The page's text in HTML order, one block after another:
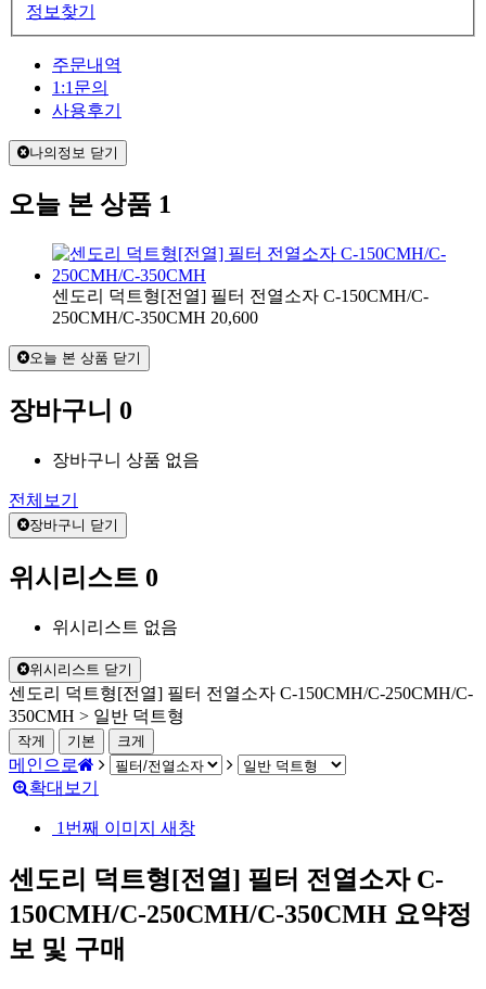
정보찾기
주문내역
1:1문의
사용후기
나의정보 닫기
오늘 본 상품 1
센도리 덕트형[전열] 필터 전열소자 C-150CMH/C-
250CMH/C-350CMH 20,600
오늘 본 상품 닫기
장바구니 0
장바구니 상품 없음
전체보기
장바구니 닫기
위시리스트 0
위시리스트 없음
위시리스트 닫기
센도리 덕트형[전열] 필터 전열소자 C-150CMH/C-250CMH/C-
350CMH > 일반 덕트형
작게 기본 크게
메인으로
확대보기
1번째 이미지 새창
센도리 덕트형[전열] 필터 전열소자 C-
150CMH/C-250CMH/C-350CMH 요약정
보 및 구매